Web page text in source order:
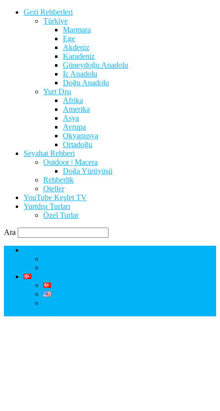
Gezi Rehberleri
Türkiye
Marmara
Ege
Akdeniz
Karadeniz
Güneydoğu Anadolu
İç Anadolu
Doğu Anadolu
Yurt Dışı
Afrika
Amerika
Asya
Avrupa
Okyanusya
Ortadoğu
Seyahat Rehberi
Outdoor | Macera
Doğa Yürüyüşü
Rehberlik
Oteller
YouTube Keşfet TV
Yurtdışı Turları
Özel Turlar
Ara